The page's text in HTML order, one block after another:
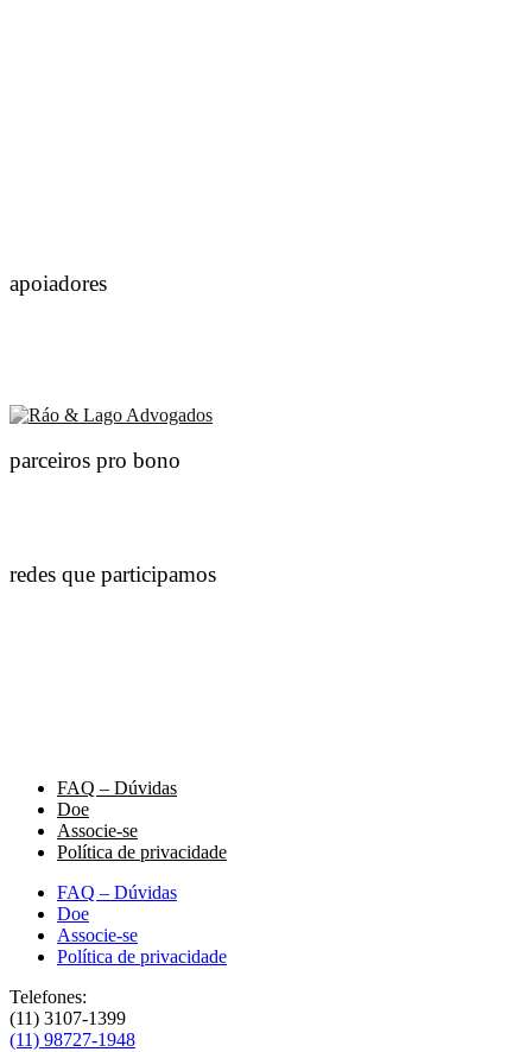
apoiadores
parceiros pro bono
redes que participamos
FAQ – Dúvidas
Doe
Associe-se
Política de privacidade
FAQ – Dúvidas
Doe
Associe-se
Política de privacidade
Telefones:
(11) 3107-1399
(11) 98727-1948